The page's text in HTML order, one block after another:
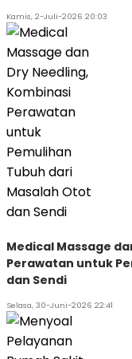
Kamis, 2-Juli-2026 20:03
Medical Massage
Perawatan untuk
dan Sendi
Selasa, 30-Juni-2026 22:41